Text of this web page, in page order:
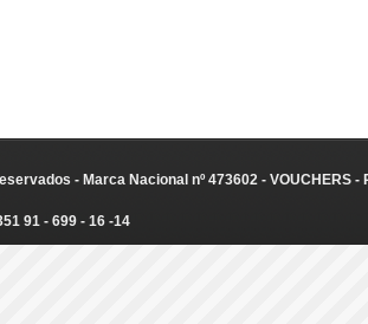
- Marca Nacional nº 473602 - VOUCHERS
91 - 699 - 16 -14